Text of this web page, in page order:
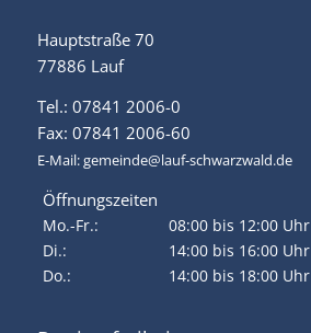
Hauptstraße 70
77886 Lauf
Tel.: 07841 2006-0
Fax: 07841 2006-60
E-Mail:gemeinde@lauf-schwarzwald.de
Öffnungszeiten
Mo.-Fr.:
08:00 bis 12:00 Uhr
Di.:
14:00 bis 16:00 Uhr
Do.:
14:00 bis 18:00 Uhr